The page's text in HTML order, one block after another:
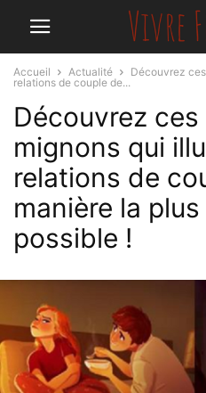
Accueil Actualité
Découvrez
relations de couple de...
Découvrez
mignons qui
relations de
manière la
possible !